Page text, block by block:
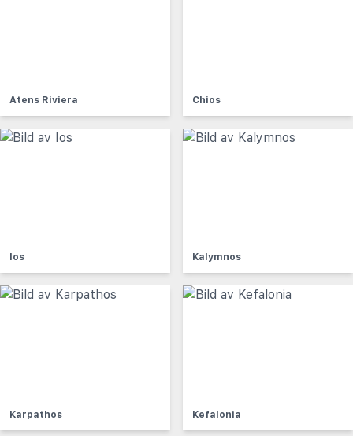
Atens Riviera Chios
Ios Kalymnos
Karpathos Kefalonia